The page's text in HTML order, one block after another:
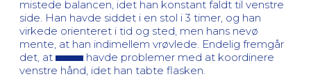
mistede balancen, idet han konstant faldt til venstre
side. Han havde siddet i en stol i 3 timer, og han
virkede orienteret i tid og sted, men hans nevø
mente, at han indimellem vrøvlede. Endelig fremgår
det, at
havde problemer med at koordinere
venstre hånd, idet han tabte flasken.